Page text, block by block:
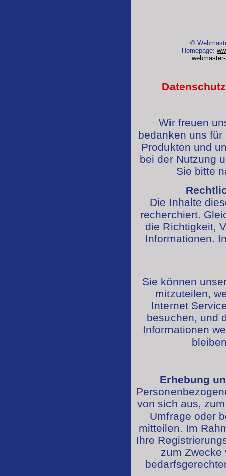
©
Homepage:
Wir freuen
bedanken uns
Produkten und
bei der Nutzung
Sie bitte
Die Inhalte
recherchiert.
die Richtigkeit,
Informationen.
Sie können
mitzuteilen,
Internet
besuchen, und
Informationen
Erhebung
von sich aus,
Umfrage oder
mitteilen. Im
Ihre
zum Zwecke